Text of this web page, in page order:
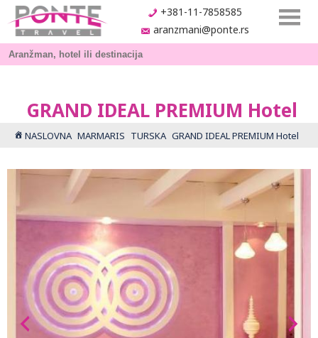
+381-11-7858585
aranzmani@ponte.rs
GRAND IDEAL PREMIUM Hotel
NASLOVNA MARMARIS TURSKA GRAND IDEAL PREMIUM Hotel